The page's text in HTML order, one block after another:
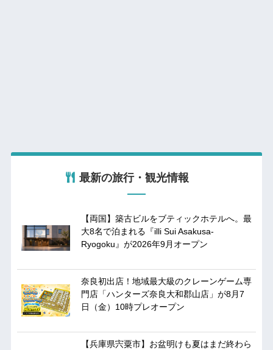
最新の旅行・観光情報
【両国】築古ビルをブティックホテルへ。最
大8名で泊まれる『illi Sui Asakusa-
Ryogoku』が2026年9月オープン
奈良初出店！地域最大級のクレーンゲーム専
門店「ハンターズ奈良大和郡山店」が8月7
日（金）10時プレオープン
【兵庫県宍粟市】お盆明けも夏はまだ終わら